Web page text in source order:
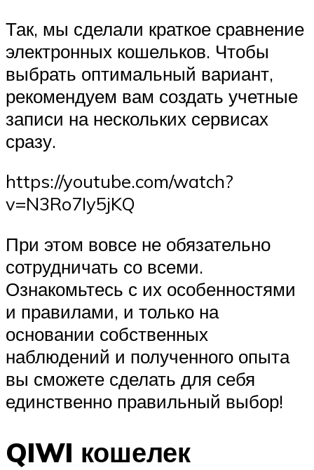
Так, мы сделали краткое сравнение
электронных кошельков. Чтобы
выбрать оптимальный вариант,
рекомендуем вам создать учетные
записи на нескольких сервисах
сразу.
https://youtube.com/watch?
v=N3Ro7Iy5jKQ
При этом вовсе не обязательно
сотрудничать со всеми.
Ознакомьтесь с их особенностями
и правилами, и только на
основании собственных
наблюдений и полученного опыта
вы сможете сделать для себя
единственно правильный выбор!
QIWI кошелек